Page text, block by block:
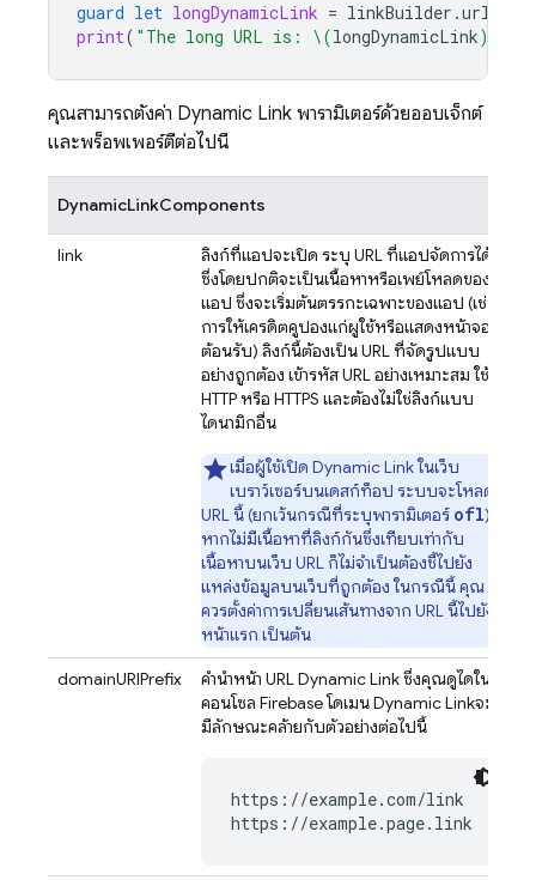
guard let longDynamicLink = linkBuilder .url
print( "The long URL is: \(longDynamicLink)
คุณสามารถตั้งค่า Dynamic Link พารามิเตอร์ด้วยออบเจ็กต์
และพร็อพเพอร์ตี้ต่อไปนี้
DynamicLinkComponents
link
ลิงก์ที่แอปจะเปิด ระบุ URL ที่แอปจัดการได้
ซึ่งโดยปกติจะเป็นเนื้อหาหรือเพย์โหลดของ
แอป ซึ่งจะเริ่มต้นตรรกะเฉพาะของแอป (เช่น
การให้เครดิตคูปองแก่ผู้ใช้หรือแสดงหน้าจอ
ต้อนรับ) ลิงก์นี้ต้องเป็น URL ที่จัดรูปแบบ
อย่างถูกต้อง เข้ารหัส URL อย่างเหมาะสม ใช้
HTTP หรือ HTTPS และต้องไม่ใช่ลิงก์แบบ
ไดนามิกอื่น
เมื่อผู้ใช้เปิด Dynamic Linkในเว็บ
เบราว์เซอร์บนเดสก์ท็อป ระบบจะโหลด
URL นี้ (ยกเว้นกรณีที่ระบุพารามิเตอร์ ofl)
หากไม่มีเนื้อหาที่ลิงก์กันซึ่งเทียบเท่ากับ
เนื้อหาบนเว็บ URL ก็ไม่จำเป็นต้องชี้ไปยัง
แหล่งข้อมูลบนเว็บที่ถูกต้อง ในกรณีนี้ คุณ
ควรตั้งค่าการเปลี่ยนเส้นทางจาก URL นี้ไปยัง
หน้าแรก เป็นต้น
domainURIPrefix คำนำหน้า URLDynamic Linkซึ่งคุณดูได้ใน
คอนโซล FirebaseโดเมนDynamic Linkจะ
มีลักษณะคล้ายกับตัวอย่างต่อไปนี้
https://example.com/link